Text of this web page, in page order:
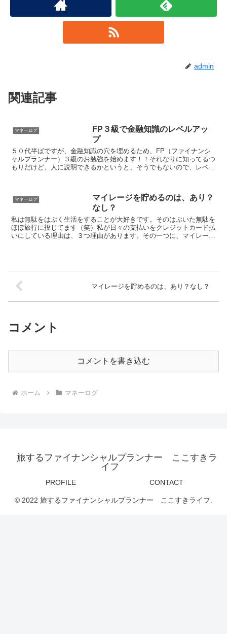
admin
関連記事
マネーログ
FP３級で金融知識のレベルアッ
プ
５０代半ばですが、金融知識の穴を埋めるため、FP（ファイナンシ
ャルプランナー）３級のお勉強を始めます！！それなりに知ってるつ
もりだけど、人に説明できるかというと、そうでもないので、レベル
マネーログ
マイレージを貯めるのは、あり？
なし？
私は無駄をはぶく生活をすることが大好きです。そのはぶいた無駄を
ほぼ旅行に投じてます（笑）私が日々の支払いをクレジットカード払
いにしている理由は、３つ理由があります。その一つに、マイレージ
マイレージを貯めるのは、あり？なし？
コメント
コメントを書き込む
ホーム マネーログ
旅するファイナンシャルプランナー ここすきラ
イフ
PROFILE CONTACT
© 2022 旅するファイナンシャルプランナー ここすきライフ.